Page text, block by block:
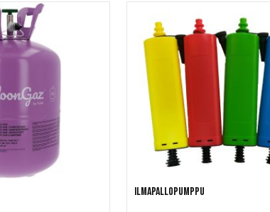
Ilmapallopumppu